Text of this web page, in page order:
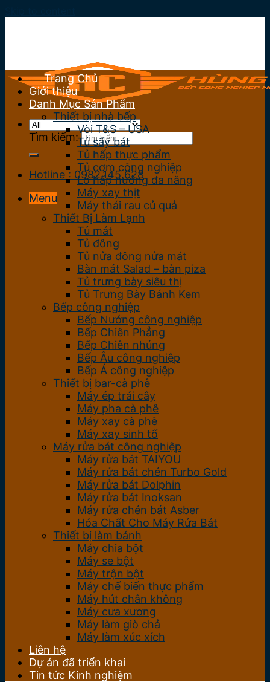
Tìm kiếm:
Hotline : 0982.145.628
Menu
Trang Chủ
Giới thiệu
Danh Mục Sản Phẩm
Thiết bị nhà bếp
Vòi T&S – USA
Tủ sấy bát
Tủ hấp thực phẩm
Tủ cơm công nghiệp
Lò hấp nướng đa năng
Máy xay thịt
Máy thái rau củ quả
Thiết Bị Làm Lạnh
Tủ mát
Tủ đông
Tủ nửa đông nửa mát
Bàn mát Salad – bàn piza
Tủ trưng bày siêu thị
Tủ Trưng Bày Bánh Kem
Bếp công nghiệp
Bếp Nướng công nghiệp
Bếp Chiên Phẳng
Bếp Chiên nhúng
Bếp Âu công nghiệp
Bếp Á công nghiệp
Thiết bị bar-cà phê
Máy ép trái cây
Máy pha cà phê
Máy xay cà phê
Máy xay sinh tố
Máy rửa bát công nghiệp
Máy rửa bát TAIYOU
Máy rửa bát chén Turbo Gold
Máy rửa bát Dolphin
Máy rửa bát Inoksan
Máy rửa chén bát Asber
Hóa Chất Cho Máy Rửa Bát
Thiết bị làm bánh
Máy chia bột
Máy se bột
Máy trộn bột
Máy chế biến thực phẩm
Máy hút chân không
Máy cưa xương
Máy làm giò chả
Máy làm xúc xích
Liên hệ
Dự án đã triển khai
Tin tức Kinh nghiệm